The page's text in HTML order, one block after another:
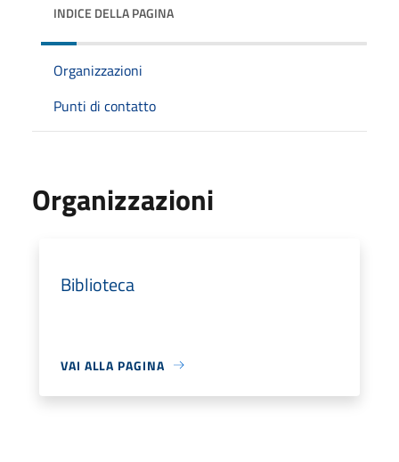
INDICE DELLA PAGINA
Organizzazioni
Punti di contatto
Organizzazioni
Biblioteca
VAI ALLA PAGINA